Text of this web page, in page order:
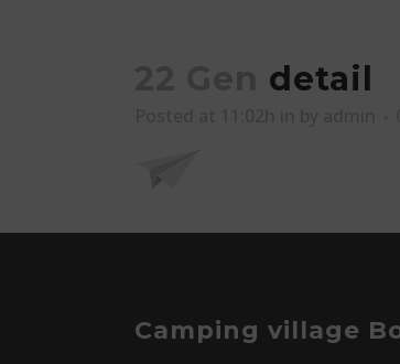
detail
Camping village